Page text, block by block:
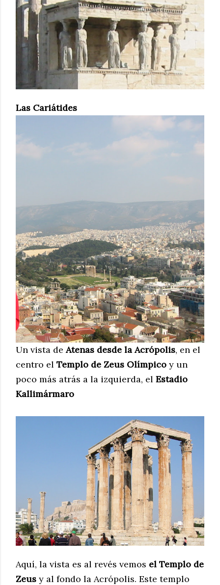
Las Cariátides
Un vista de Atenas desde la Acrópolis, en el
centro el Templo de Zeus Olímpico y un
poco más atrás a la izquierda, el Estadio
Kallimármaro
Aquí, la vista es al revés vemos el Templo de
Zeus y al fondo la Acrópolis. Este templo